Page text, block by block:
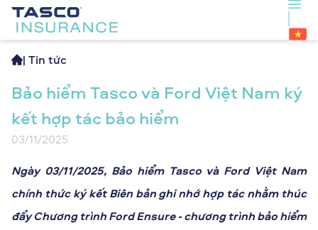
| Tin tức
Bảo hiểm Tasco và Ford Việt Nam ký
kết hợp tác bảo hiểm
03/11/2025
Ngày 03/11/2025, Bảo hiểm Tasco và Ford Việt Nam
chính thức ký kết Biên bản ghi nhớ hợp tác nhằm thúc
đẩy Chương trình Ford Ensure - chương trình bảo hiểm